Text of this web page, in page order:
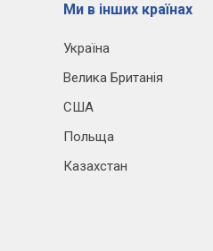
Ми в інших країнах
Україна
Велика Британія
США
Польща
Казахстан